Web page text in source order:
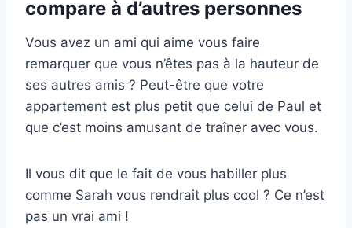
compare à d’autres personnes
Vous avez un ami qui aime vous faire
remarquer que vous n’êtes pas à la hauteur de
ses autres amis ? Peut-être que votre
appartement est plus petit que celui de Paul et
que c’est moins amusant de traîner avec vous.
Il vous dit que le fait de vous habiller plus
comme Sarah vous rendrait plus cool ? Ce n’est
pas un vrai ami !